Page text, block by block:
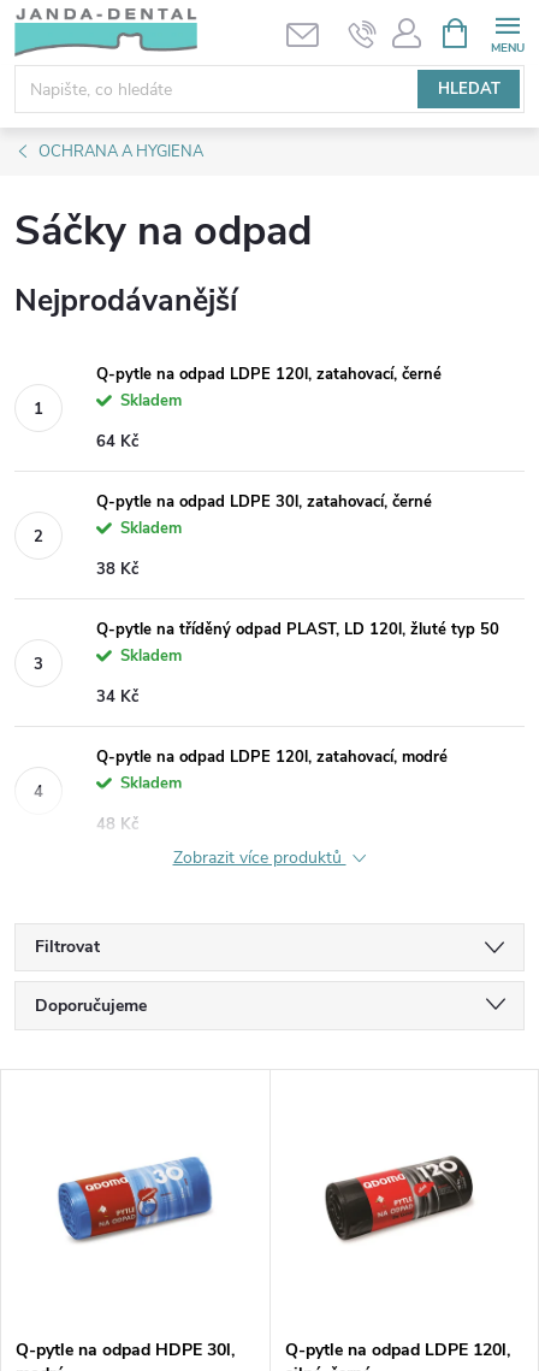
Přejít
obsah
HLEDAT
NÁKUPNÍ
KOŠÍK
OCHRANA A HYGIENA
Sáčky na odpad
Nejprodávanější
Q-pytle na odpad LDPE 120l, zatahovací, černé
Skladem
64 Kč
Q-pytle na odpad LDPE 30l, zatahovací, černé
Skladem
38 Kč
Q-pytle na tříděný odpad PLAST, LD 120l, žluté typ 50
Skladem
34 Kč
Q-pytle na odpad LDPE 120l, zatahovací, modré
Skladem
48 Kč
Zobrazit více produktů
Filtrovat
Ř
a
Doporučujeme
Abecedně
s
Q-pytle na odpad HDPE 30l,
Q-pytle na odpad LDPE 120l,